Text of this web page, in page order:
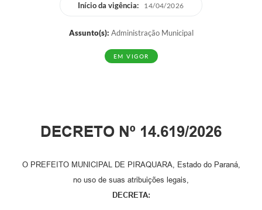
Início da vigência: 14/04/2026
Assunto(s): Administração Municipal
EM VIGOR
DECRETO Nº 14.619/2026
O PREFEITO MUNICIPAL DE PIRAQUARA, Estado do Paraná,
no uso de suas atribuições legais,
DECRETA: